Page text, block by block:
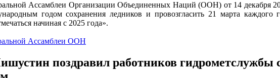
Ассамблеи Организации Объединенных Наций (ООН) от 14 декабря
годом сохранения ледников и провозгласить 21 марта каждого
начиная с 2025 года».
Ассамблеи ООН
поздравил работников гидрометслужбы